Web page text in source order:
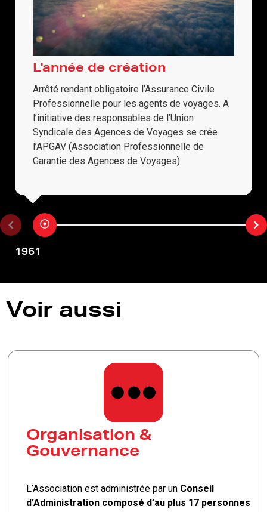
L'année de création
Arrêté rendant obligatoire l’Assurance Civile
Professionnelle pour les agents de voyages. A
l’initiative des responsables de l’Union
Syndicale des Agences de Voyages se crée
l’APGAV (Association Professionnelle de
Garantie des Agences de Voyages).
1961
Voir aussi
Organisation &
Gouvernance
L’Association est administrée par un Conseil
d’Administration composé d’au plus 17 personnes